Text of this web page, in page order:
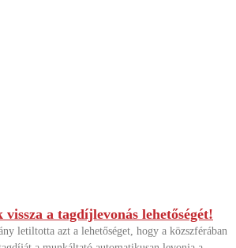
a tagdíjlevonás lehetőségét!
letiltotta azt a lehetőséget, hogy a közszférában